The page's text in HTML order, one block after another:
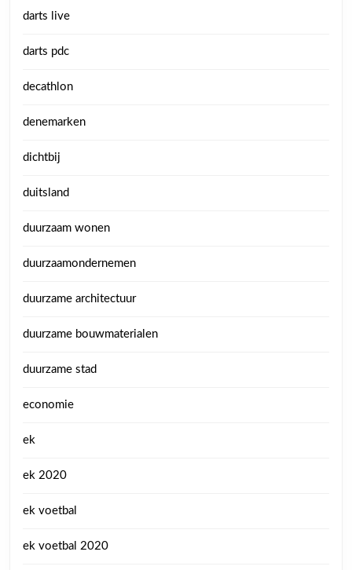
darts live
darts pdc
decathlon
denemarken
dichtbij
duitsland
duurzaam wonen
duurzaamondernemen
duurzame architectuur
duurzame bouwmaterialen
duurzame stad
economie
ek
ek 2020
ek voetbal
ek voetbal 2020